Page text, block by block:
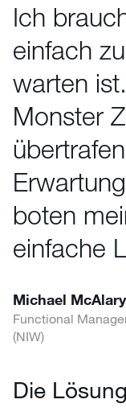
Ich
einfach
warten
Monster
boten
einfache
Michael McAlary
Functional
(NIW)
Die Lösung